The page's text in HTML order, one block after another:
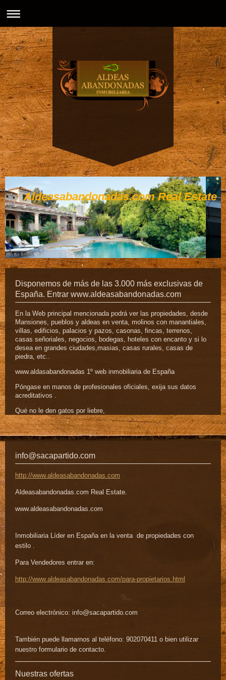
Aldeasabandonadas.com Real Estate
Disponemos de más de las 3.000 más exclusivas de
España. Entrar www.aldeasabandonadas.com
En la Web principal mencionada podrá ver las propiedades, desde
Mansiones, pueblos y aldeas en venta, molinos con manantiales,
villas, edificios, palacios y pazos, casonas, fincas, terrenos,
casas señoriales, negocios, bodegas, hoteles con encanto y si lo
desea en grandes ciudades,masias, casas rurales, casas de
piedra, etc..
www.aldasabandonadas 1º web inmobiliaria de España
Póngase en manos de profesionales oficiales, exija sus datos
acreditativos .
Qué no le den gatos por liebre,
info@sacapartido.com
http://www.aldeasabandonadas.com
Aldeasabandonadas.com Real Estate.
www.aldeasabandonadas.com
Inmobiliaria Líder en España en la venta de propiedades con
estilo .
Para Vendedores entrar en:
http://www.aldeasabandonadas.com/para-propietarios.html
Correo electrónico: info@sacapartido.com
También puede llamarnos al teléfono: 902070411 o bien utilizar
nuestro formulario de contacto.
Nuestras ofertas